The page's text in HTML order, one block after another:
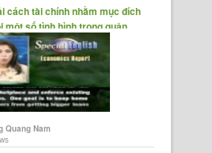
cách tài chính nhằm mục đích
một số tình hình trong quận......
Quang Nam